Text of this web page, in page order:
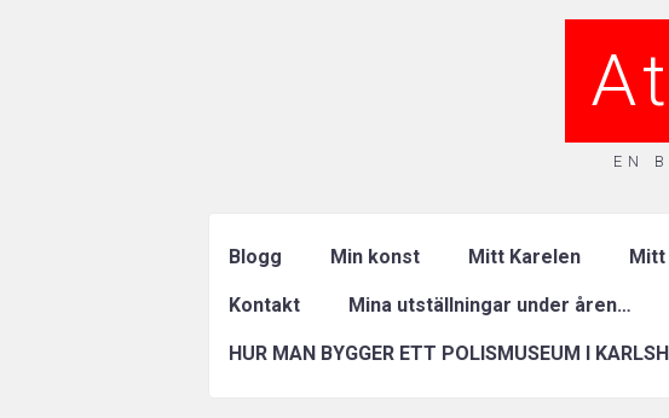
EN
Blogg Min konst Mitt Karelen
Kontakt Mina utställningar under åren…
HUR MAN BYGGER ETT POLISMUSEUM I